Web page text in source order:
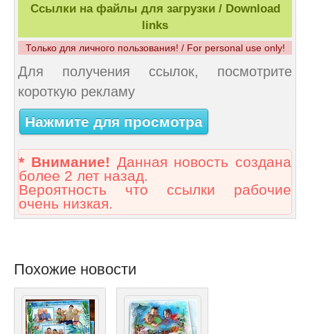
Ссылки на файлы для загрузки / Download
links
Только для личного пользования! / For personal use only!
Для получения ссылок, посмотрите
короткую рекламу
Нажмите для просмотра
* Внимание! Данная новость создана
более 2 лет назад.
Вероятность что ссылки рабочие
очень низкая.
Похожие новости